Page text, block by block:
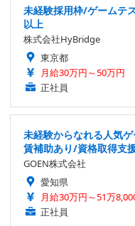
未経験採用枠/ゲームテ
以上
株式会社HyBridge
東京都
月給30万円～50万円
正社員
未経験からなれる人気
賃補助あり/資格取得支
GOEN株式会社
愛知県
月給30万円～51万
正社員